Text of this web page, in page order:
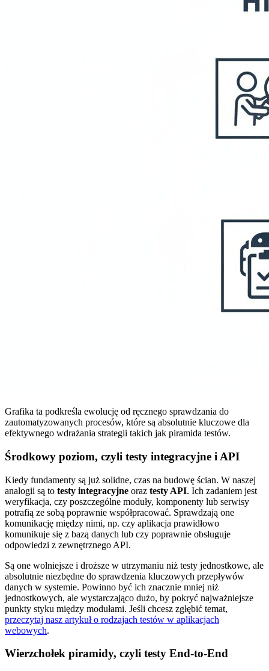
Grafika ta podkreśla ewolucję od ręcznego sprawdzania do
zautomatyzowanych procesów, które są absolutnie kluczowe dla
efektywnego wdrażania strategii takich jak piramida testów.
Środkowy poziom, czyli testy integracyjne i API
Kiedy fundamenty są już solidne, czas na budowę ścian. W naszej
analogii są to testy integracyjne oraz testy API. Ich zadaniem jest
weryfikacja, czy poszczególne moduły, komponenty lub serwisy
potrafią ze sobą poprawnie współpracować. Sprawdzają one
komunikację między nimi, np. czy aplikacja prawidłowo
komunikuje się z bazą danych lub czy poprawnie obsługuje
odpowiedzi z zewnętrznego API.
Są one wolniejsze i droższe w utrzymaniu niż testy jednostkowe, ale
absolutnie niezbędne do sprawdzenia kluczowych przepływów
danych w systemie. Powinno być ich znacznie mniej niż
jednostkowych, ale wystarczająco dużo, by pokryć najważniejsze
punkty styku między modułami. Jeśli chcesz zgłębić temat,
przeczytaj nasz artykuł o rodzajach testów w aplikacjach
webowych.
Wierzchołek piramidy, czyli testy End-to-End